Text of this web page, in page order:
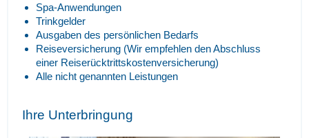
Spa-Anwendungen
Trinkgelder
Ausgaben des persönlichen Bedarfs
Reiseversicherung (Wir empfehlen den Abschluss
einer Reiserücktrittskostenversicherung)
Alle nicht genannten Leistungen
Ihre Unterbringung